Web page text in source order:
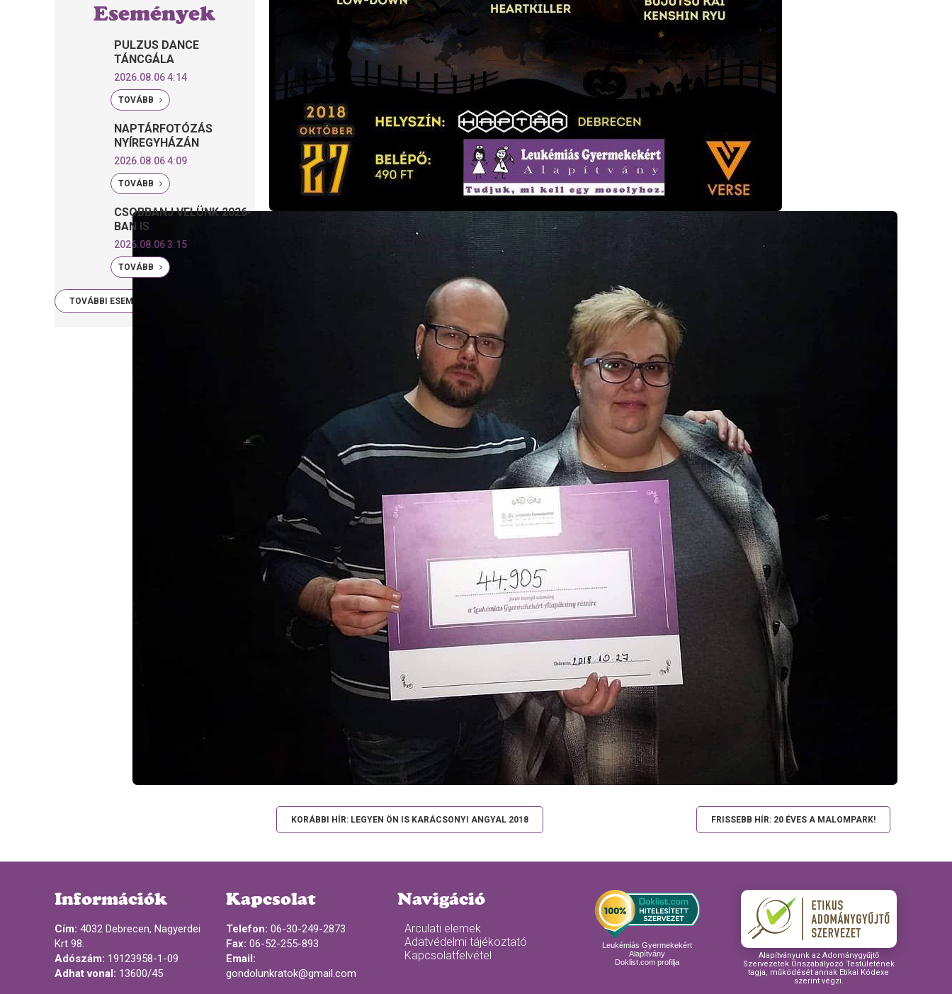
Események
PULZUS DANCE
TÁNCGÁLA
2026.08.06 4:14
TOVÁBB
NAPTÁRFOTÓZÁS
NYÍREGYHÁZÁN
2026.08.06 4:09
TOVÁBB
CSOBBANJ VELÜNK 2026-
BAN IS
2026.08.06 3:15
TOVÁBB
TOVÁBBI ESEMÉNYEK
KORÁBBI HÍR: LEGYEN ÖN IS KARÁCSONYI ANGYAL 2018 FRISSEBB HÍR: 20 ÉVES A MALOMPARK!
Információk
Cím: 4032 Debrecen, Nagyerdei
Krt 98.
Adószám: 19123958-1-09
Adhat vonal: 13600/45
Kapcsolat
Telefon: 06-30-249-2873
Fax: 06-52-255-893
Email:
gondolunkratok@gmail.com
Navigáció
Arculati elemek
Adatvédelmi tájékoztató
Kapcsolatfelvétel
Leukémiás Gyermekekért
Alapítvány
Doklist.com profilja
Alapítványunk az Adománygyűjtő
Szervezetek Önszabályozó Testületének
tagja, működését annak Etikai Kódexe
szerint végzi.